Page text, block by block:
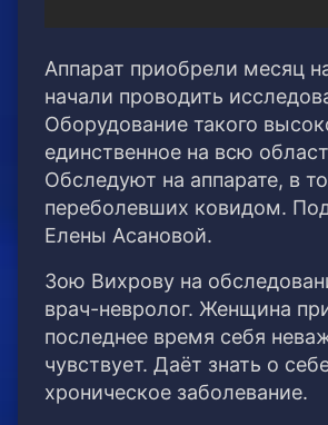
Аппарат приобрели месяц
начали проводить
Оборудование такого
единственное на всю
Обследуют на аппарате, в
переболевших ковидом.
Елены Асановой.
Зою Вихрову на
врач-невролог. Женщина
последнее время себя
чувствует. Даёт знать о
хроническое заболевание.